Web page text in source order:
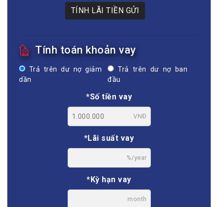
TÍNH LÃI TIỀN GỬI
Tính toán khoản vay
Trả trên dư nợ giảm
dần
Trả trên dư nợ ban
đầu
*Số tiền vay
VNĐ
*Lãi suất vay
%/year
*Kỳ hạn vay
month